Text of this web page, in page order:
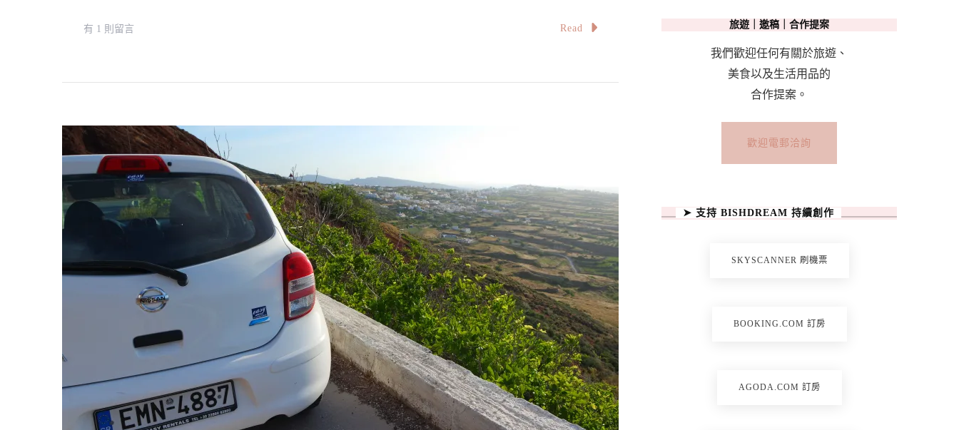
在
交
通
·
機
有 1 則留言 Read 旅遊｜邀稿｜合作提案
我們歡迎任何有關於旅遊、
美食以及生活用品的
合作提案。
歡迎電郵洽詢
➤ 支持 BISHDREAM 持續創作
SKYSCANNER 刷機票
BOOKING.COM 訂房
AGODA.COM 訂房